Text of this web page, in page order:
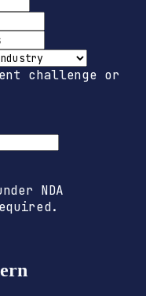
challenge or
NDA